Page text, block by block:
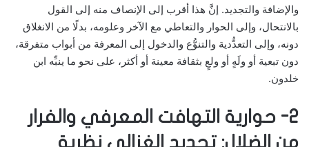
والإضافة والتجديد. إنَّ هذا أقرب إلى الإنصاف منه إلى القول
بالانتحال، وإلى الحوار والتعاطي مع الآخر وعلومه، بدلًا من الانغلاق
دونه، وإلى التعدُّدية والتنوُّع والدخول إلى المعرفة من أبواب متفرقة،
دون تبعية أو ولَهٍ أو ولعٍ بثقافة معينة أو أكثر، على نحو ما ينبِّه ابن
خلدون.
2- حوارية التهافت المعرفي والفرار
من الضلال: تجديد الغزالي نظرية